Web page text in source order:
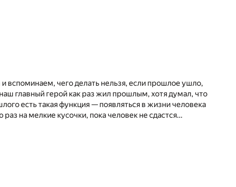
чего делать нельзя, если прошлое ушло,
главный герой как раз жил прошлым, хотя думал, что
есть такая функция — появляться в жизни человека
на мелкие кусочки, пока человек не сдастся…